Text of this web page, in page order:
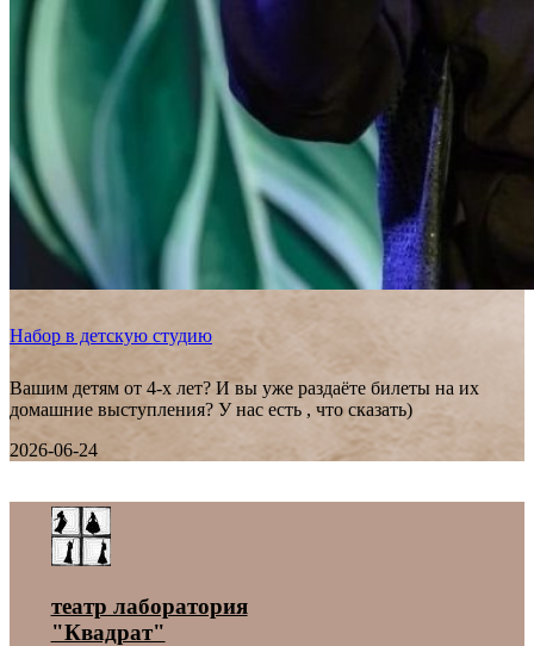
Набор в детскую студию
Вашим детям от 4-х лет? И вы уже раздаёте билеты на их
домашние выступления? У нас есть , что сказать)
2026-06-24
театр лаборатория
"Квадрат"